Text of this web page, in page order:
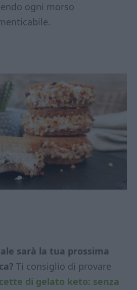
ogni morso
sarà la tua prossima
Ti consiglio di provare
di gelato keto: senza